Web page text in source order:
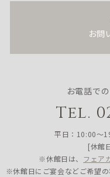
お問
お電話で
Tel.
平日：10:00〜
[休館
※休館日は、 フェア
※休館日にご宴会などご希望の